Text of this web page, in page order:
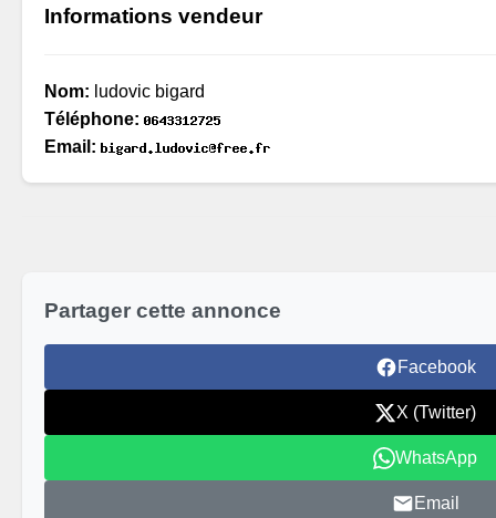
Informations vendeur
Nom: ludovic bigard
Téléphone:
Email:
Partager cette annonce
Facebook
X (Twitter)
WhatsApp
Email